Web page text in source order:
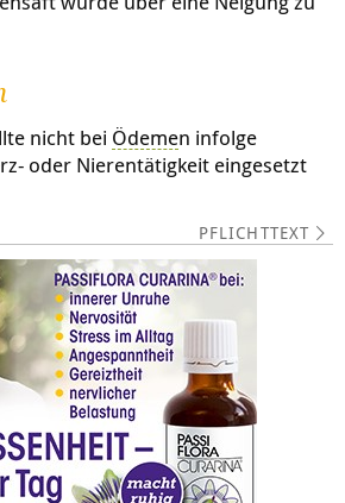
nicht bei Ödemen infolge
oder Nierentätigkeit eingesetzt
PFLICHTTEXT